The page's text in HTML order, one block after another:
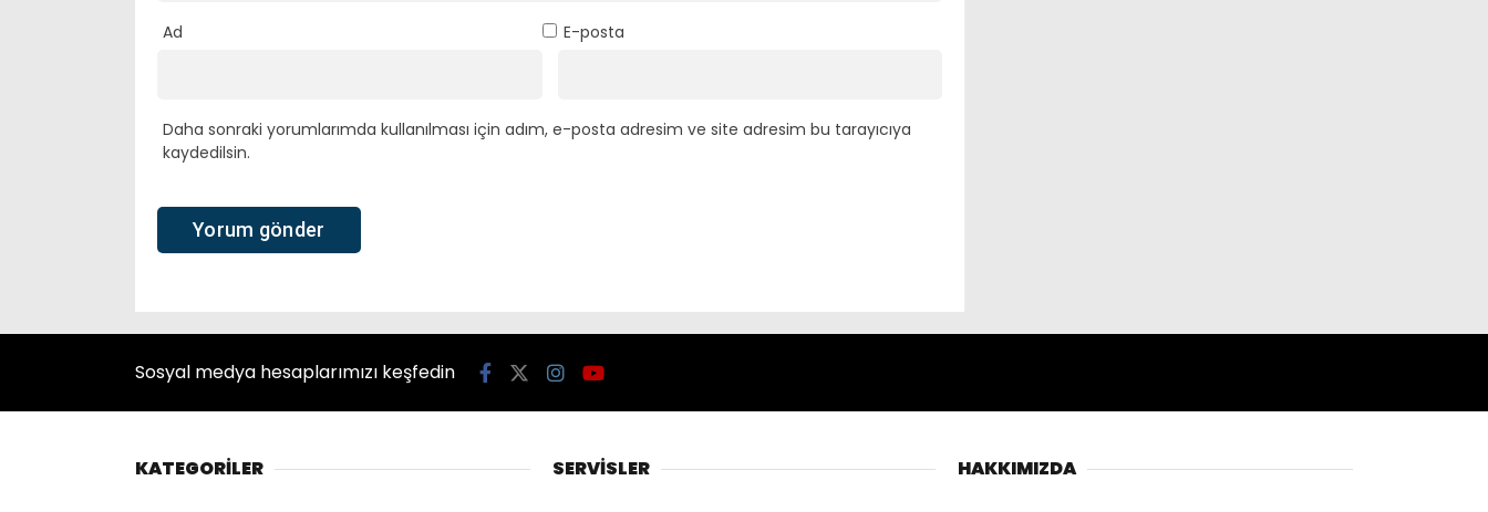
Ad E-posta
Daha sonraki yorumlarımda kullanılması için adım, e-posta adresim ve site adresim bu tarayıcıya
kaydedilsin.
Sosyal medya hesaplarımızı keşfedin
KATEGORİLER SERVİSLER HAKKIMIZDA